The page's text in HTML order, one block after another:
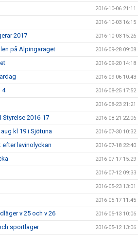
2016-10-06 21:11
2016-10-03 16:15
2017 2016-10-03 15:26
på Alpingaraget 2016-09-28 09:08
2016-09-20 14:18
2016-09-06 10:43
4 2016-08-25 17:52
2016-08-23 21:21
2016-17 2016-08-21 22:06
kl 19 i Sjötuna 2016-07-30 10:32
efter lavinolyckan 2016-07-18 22:40
2016-07-17 15:29
2016-07-12 09:33
2016-05-23 13:01
2016-05-17 11:45
v 25 och v 26 2016-05-13 10:06
sportläger 2016-05-12 13:06